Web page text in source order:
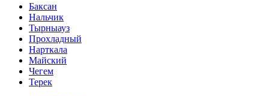
Баксан
Нальчик
Тырныауз
Прохладный
Нарткала
Майский
Чегем
Терек